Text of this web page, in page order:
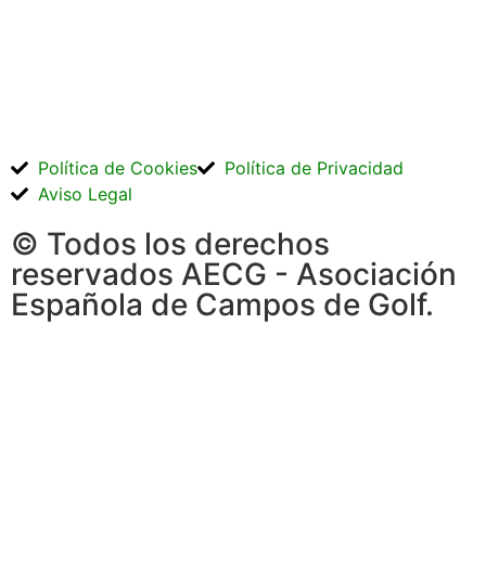
© Todos los derechos
reservados AECG - Asociación
Española de Campos de Golf.
Política de Cookies
Política de Privacidad
Aviso Legal